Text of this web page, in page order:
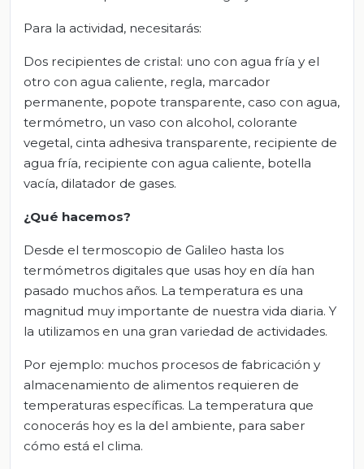
Para la actividad, necesitarás:
Dos recipientes de cristal: uno con agua fría y el
otro con agua caliente, regla, marcador
permanente, popote transparente, caso con agua,
termómetro, un vaso con alcohol, colorante
vegetal, cinta adhesiva transparente, recipiente de
agua fría, recipiente con agua caliente, botella
vacía, dilatador de gases.
¿Qué hacemos?
Desde el termoscopio de Galileo hasta los
termómetros digitales que usas hoy en día han
pasado muchos años. La temperatura es una
magnitud muy importante de nuestra vida diaria. Y
la utilizamos en una gran variedad de actividades.
Por ejemplo: muchos procesos de fabricación y
almacenamiento de alimentos requieren de
temperaturas específicas. La temperatura que
conocerás hoy es la del ambiente, para saber
cómo está el clima.